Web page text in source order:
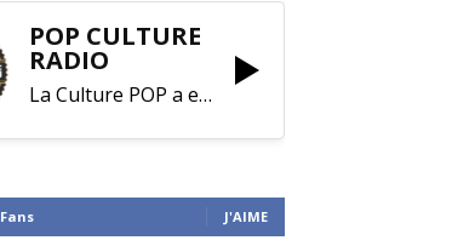
POP CULTURE
RADIO
La Culture POP a enfin trouvé sa RADIO !
Fans J'AIME